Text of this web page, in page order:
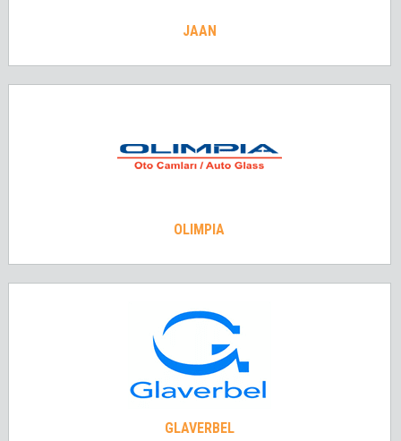
JAAN
OLIMPIA
GLAVERBEL